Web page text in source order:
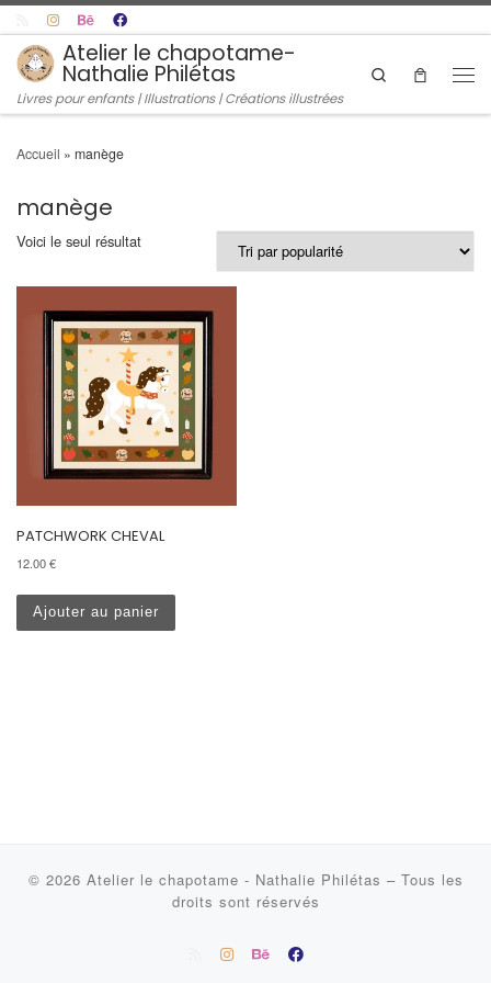
Skip to content
Atelier le chapotame-
Nathalie Philétas
Livres pour enfants | Illustrations | Créations illustrées
Search
Accueil » manège
manège
Voici le seul résultat
PATCHWORK CHEVAL
12.00€
Ajouter au panier
© 2026 Atelier le chapotame - Nathalie Philétas – Tous les
droits sont réservés